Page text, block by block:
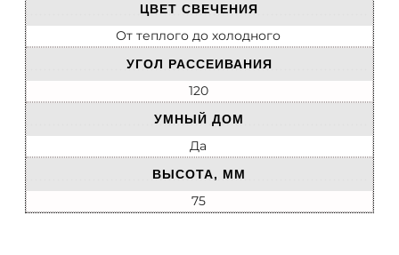
ЦВЕТ СВЕЧЕНИЯ
От теплого до холодного
УГОЛ РАССЕИВАНИЯ
120
УМНЫЙ ДОМ
Да
ВЫСОТА, ММ
75